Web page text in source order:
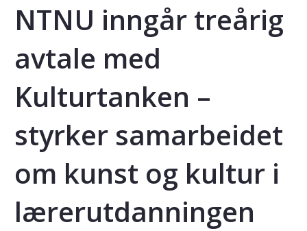
NTNU inngår treårig
avtale med
Kulturtanken –
styrker samarbeidet
om kunst og kultur i
lærerutdanningen